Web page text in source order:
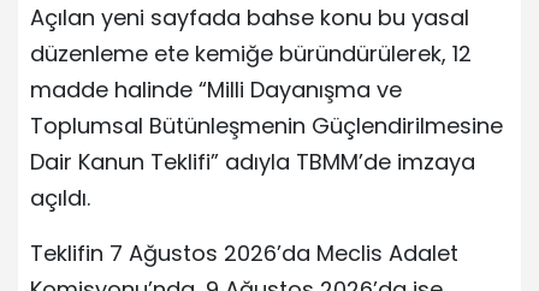
Açılan yeni sayfada bahse konu bu yasal
düzenleme ete kemiğe büründürülerek, 12
madde halinde “Milli Dayanışma ve
Toplumsal Bütünleşmenin Güçlendirilmesine
Dair Kanun Teklifi” adıyla TBMM’de imzaya
açıldı.
Teklifin 7 Ağustos 2026’da Meclis Adalet